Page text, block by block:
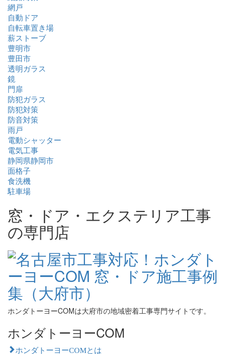
網戸
自動ドア
自転車置き場
薪ストーブ
豊明市
豊田市
透明ガラス
鏡
門扉
防犯ガラス
防犯対策
防音対策
雨戸
電動シャッター
電気工事
静岡県静岡市
面格子
食洗機
駐車場
窓・ドア・エクステリア工事
の専門店
ホンダトーヨーCOMは大府市の地域密着工事専門サイトです。
ホンダトーヨーCOM
ホンダトーヨーCOMとは